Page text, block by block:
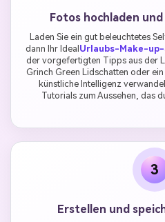
Fotos hochladen
Laden Sie ein gut beleuchtetes
dann Ihr Ideal Urlaubs-Make-
der vorgefertigten Tipps aus der
Grinch Green Lidschatten oder
künstliche Intelligenz
Tutorials zum Aussehen, das
3
Erstellen und